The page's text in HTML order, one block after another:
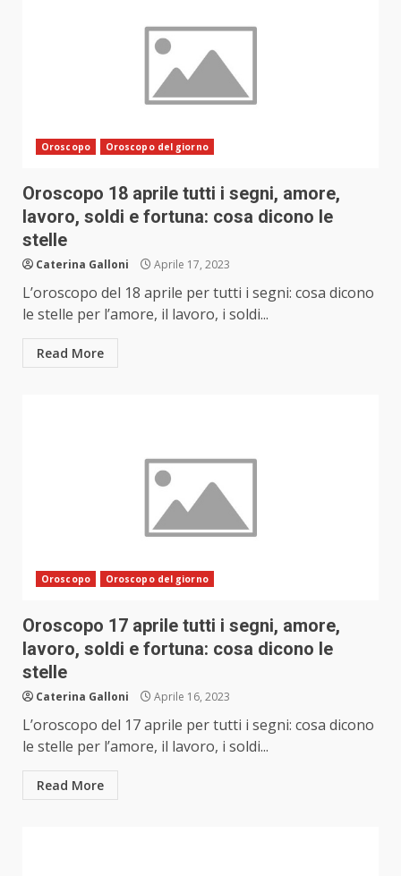
Oroscopo Oroscopo del giorno
Oroscopo 18 aprile tutti i segni, amore,
lavoro, soldi e fortuna: cosa dicono le
stelle
Caterina Galloni Aprile 17, 2023
L’oroscopo del 18 aprile per tutti i segni: cosa dicono
le stelle per l’amore, il lavoro, i soldi...
Read More
Oroscopo Oroscopo del giorno
Oroscopo 17 aprile tutti i segni, amore,
lavoro, soldi e fortuna: cosa dicono le
stelle
Caterina Galloni Aprile 16, 2023
L’oroscopo del 17 aprile per tutti i segni: cosa dicono
le stelle per l’amore, il lavoro, i soldi...
Read More